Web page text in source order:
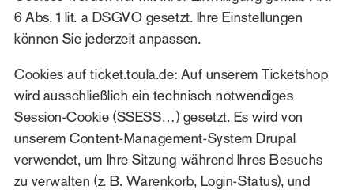
6 Abs. 1 lit. a DSGVO gesetzt. Ihre Einstellungen
können Sie jederzeit anpassen.
Cookies auf ticket.toula.de: Auf unserem Ticketshop
wird ausschließlich ein technisch notwendiges
Session-Cookie (SSESS…) gesetzt. Es wird von
unserem Content-Management-System Drupal
verwendet, um Ihre Sitzung während Ihres Besuchs
zu verwalten (z. B. Warenkorb, Login-Status), und